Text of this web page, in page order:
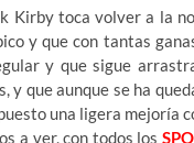
Kirby toca volver a la
y que con tantas
y que sigue
y que aunque se ha
una ligera mejoría
a ver, con todos los